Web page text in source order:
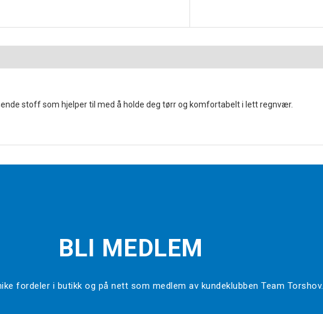
stoff som hjelper til med å holde deg tørr og komfortabelt i lett regnvær.
BLI MEDLEM
fordeler i butikk og på nett som medlem av kundeklubben Team Torshov.